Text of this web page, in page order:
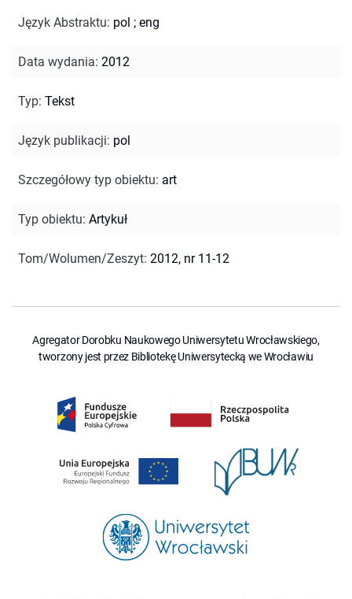
Język Abstraktu: pol ; eng
Data wydania: 2012
Typ: Tekst
Język publikacji: pol
Szczegółowy typ obiektu: art
Typ obiektu: Artykuł
Tom/Wolumen/Zeszyt: 2012, nr 11-12
Agregator Dorobku Naukowego Uniwersytetu Wrocławskiego,
tworzony jest przez Bibliotekę Uniwersytecką we Wrocławiu